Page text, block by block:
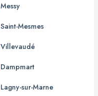
Messy
Saint-Mesmes
Villevaudé
Dampmart
Lagny-sur-Marne